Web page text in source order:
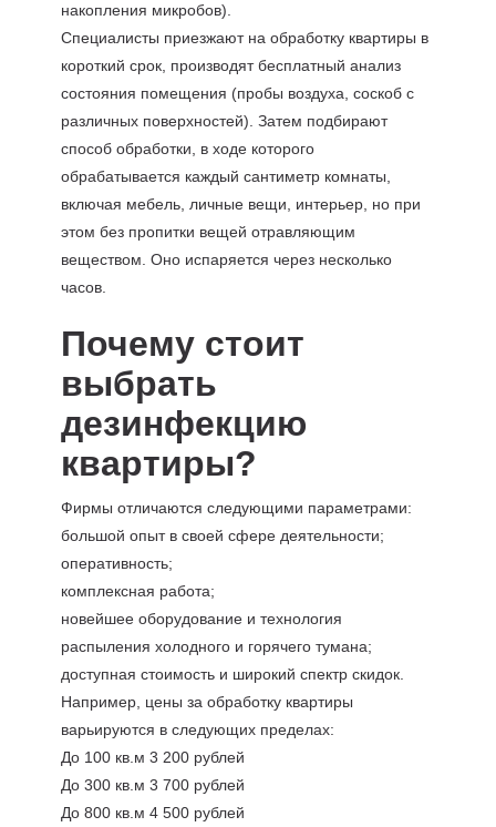
накопления микробов).
Специалисты приезжают на обработку квартиры в
короткий срок, производят бесплатный анализ
состояния помещения (пробы воздуха, соскоб с
различных поверхностей). Затем подбирают
способ обработки, в ходе которого
обрабатывается каждый сантиметр комнаты,
включая мебель, личные вещи, интерьер, но при
этом без пропитки вещей отравляющим
веществом. Оно испаряется через несколько
часов.
Почему стоит
выбрать
дезинфекцию
квартиры?
Фирмы отличаются следующими параметрами:
большой опыт в своей сфере деятельности;
оперативность;
комплексная работа;
новейшее оборудование и технология
распыления холодного и горячего тумана;
доступная стоимость и широкий спектр скидок.
Например, цены за обработку квартиры
варьируются в следующих пределах:
До 100 кв.м 3 200 рублей
До 300 кв.м 3 700 рублей
До 800 кв.м 4 500 рублей